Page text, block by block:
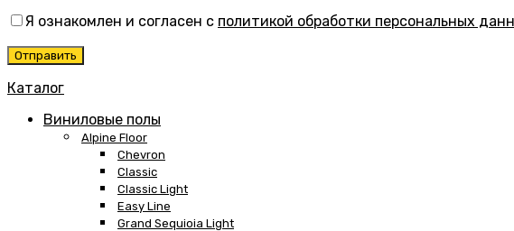
Я ознакомлен и согласен с политикой обработки персональных
Каталог
Виниловые полы
Alpine Floor
Chevron
Classic
Classic Light
Easy Line
Grand Sequioia Light